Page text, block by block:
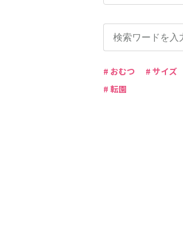
# おむつ
# サイズ
# 転園